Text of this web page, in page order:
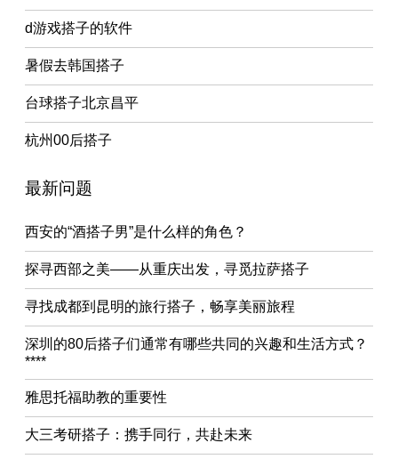
d游戏搭子的软件
暑假去韩国搭子
台球搭子北京昌平
杭州00后搭子
最新问题
西安的“酒搭子男”是什么样的角色？
探寻西部之美——从重庆出发，寻觅拉萨搭子
寻找成都到昆明的旅行搭子，畅享美丽旅程
深圳的80后搭子们通常有哪些共同的兴趣和生活方式？
****
雅思托福助教的重要性
大三考研搭子：携手同行，共赴未来